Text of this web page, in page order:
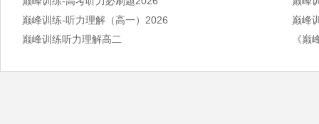
巅峰训练-听力理解（高一）2026
巅峰
巅峰训练听力理解高二
《巅